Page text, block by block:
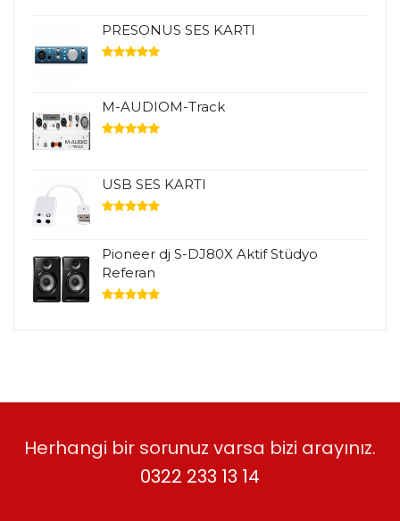
PRESONUS SES KARTI
M-AUDIOM-Track
USB SES KARTI
Pioneer dj S-DJ80X Aktif Stüdyo
Referan
Herhangi bir sorunuz varsa bizi arayınız.
0322 233 13 14